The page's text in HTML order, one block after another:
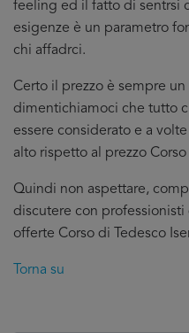
feeling ed il fatto di sentrsi
esigenze è un parametro
chi affadrci.
Certo il prezzo è sempre
dimentichiamoci che tutto
essere considerato e a
alto rispetto al prezzo
Quindi non aspettare,
discutere con
offerte Corso di Tedesco
Torna su